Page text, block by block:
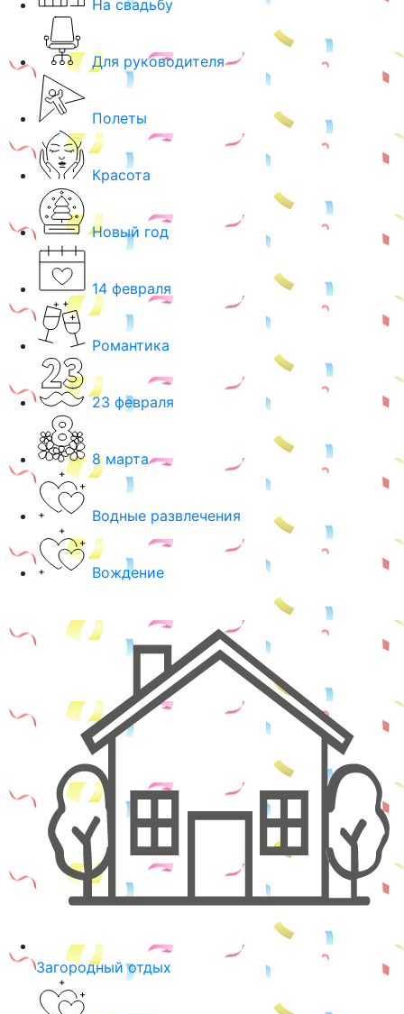
На свадьбу
Для руководителя
Полеты
Красота
Новый год
14 февраля
Романтика
23 февраля
8 марта
Водные развлечения
Вождение
Загородный отдых